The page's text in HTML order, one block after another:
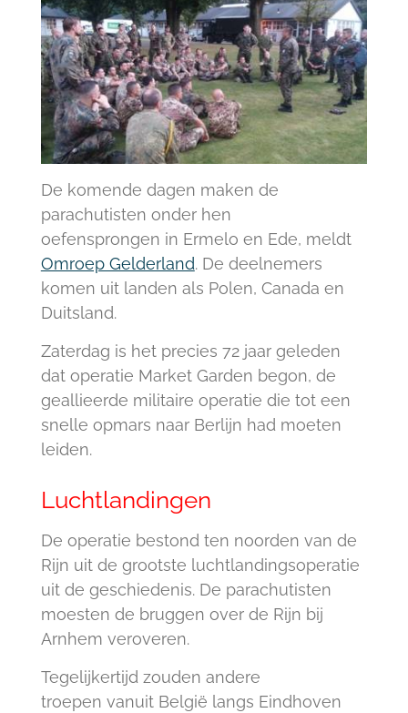
De komende dagen maken de
parachutisten onder hen
oefensprongen in Ermelo en Ede, meldt
Omroep Gelderland. De deelnemers
komen uit landen als Polen, Canada en
Duitsland.
Zaterdag is het precies 72 jaar geleden
dat operatie Market Garden begon, de
geallieerde militaire operatie die tot een
snelle opmars naar Berlijn had moeten
leiden.
Luchtlandingen
De operatie bestond ten noorden van de
Rijn uit de grootste luchtlandingsoperatie
uit de geschiedenis. De parachutisten
moesten de bruggen over de Rijn bij
Arnhem veroveren.
Tegelijkertijd zouden andere
troepen vanuit België langs Eindhoven